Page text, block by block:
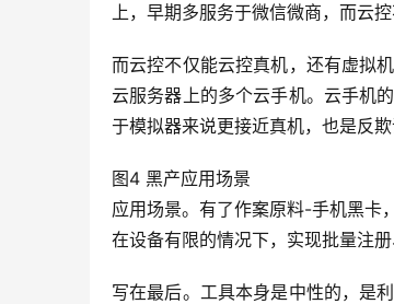
上，早期多服务于微信微商，而云
而云控不仅能云控真机，还有虚拟
云服务器上的多个云手机。云手机
于模拟器来说更接近真机，也是反
图4 黑产应用场景
应用场景。有了作案原料-手机黑卡
在设备有限的情况下，实现批量注
写在最后。工具本身是中性的，是